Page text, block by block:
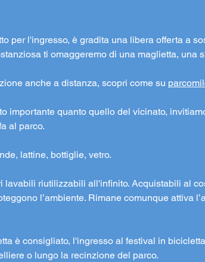
per l'ingresso, è gradita una libera offerta a
ti omaggeremo di una maglietta, una
anche a distanza, scopri come su
importante quanto quello del vicinato,
al parco.
lattine, bottiglie, vetro.
lavabili riutilizzabili all'infinito. Acquistabili al
l’ambiente. Rimane comunque attiva
è consigliato, l'ingresso al festival in
o lungo la recinzione del parco.